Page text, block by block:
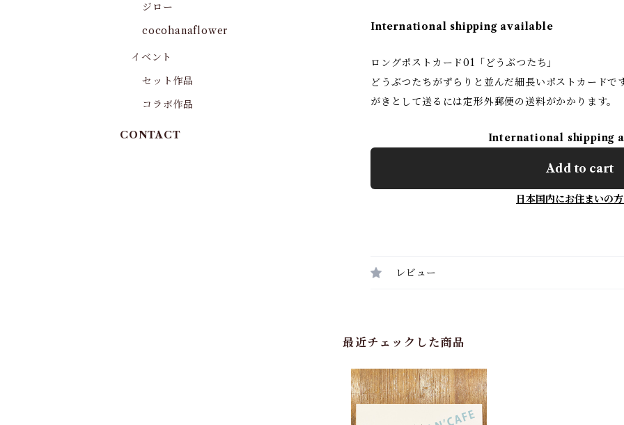
International shipping available
ロングポストカード01「どうぶつたち」
どうぶつたちがずらりと並んだ細長いポストカード
がきとして送るには定形外郵便の送料がかかります。
International shipping
Add to cart
日本国内にお住まいの
レビュー
最近チェックした商品
ジロー
cocohanaflower
イベント
セット作品
コラボ作品
CONTACT